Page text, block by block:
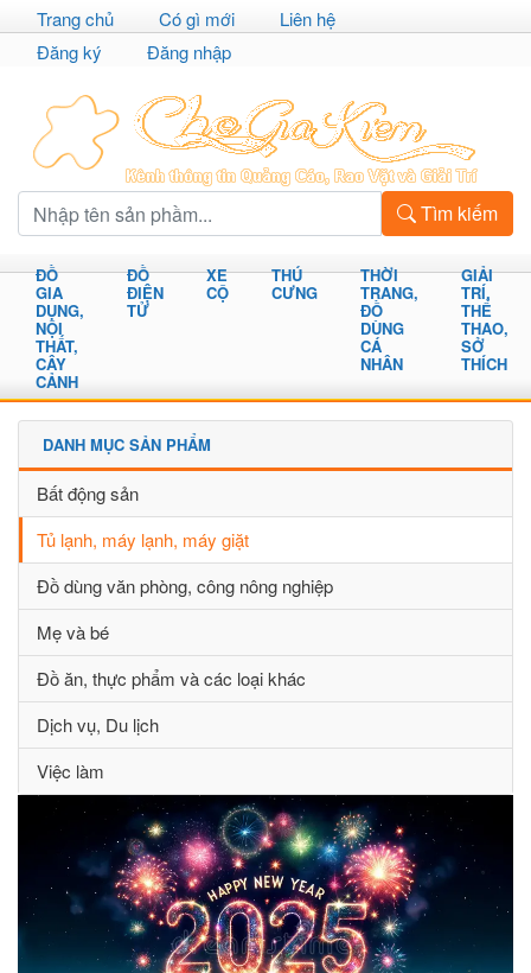
Trang chủ Có gì mới
Liên hệ
Đăng ký
Đăng nhập
Tìm kiếm
ĐỒ
GIA
DỤNG,
NỘI
THẤT,
CÂY
CẢNH
ĐỒ
ĐIỆN
TỬ
XE
CỘ
THÚ
CƯNG
THỜI
TRANG,
ĐỒ
DÙNG
CÁ
NHÂN
GIẢI
TRÍ,
THỂ
THAO,
SỞ
THÍCH
DANH MỤC SẢN PHẨM
Bất động sản
Tủ lạnh, máy lạnh, máy giặt
Đồ dùng văn phòng, công nông nghiệp
Mẹ và bé
Đồ ăn, thực phẩm và các loại khác
Dịch vụ, Du lịch
Việc làm